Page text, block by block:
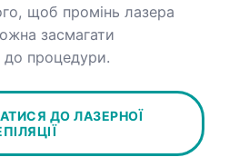
щоб промінь лазера
засмагати
процедури.
ДО ЛАЗЕРНОЇ